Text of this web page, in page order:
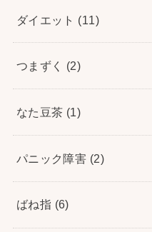
ダイエット (11)
つまずく (2)
なた豆茶 (1)
パニック障害 (2)
ばね指 (6)